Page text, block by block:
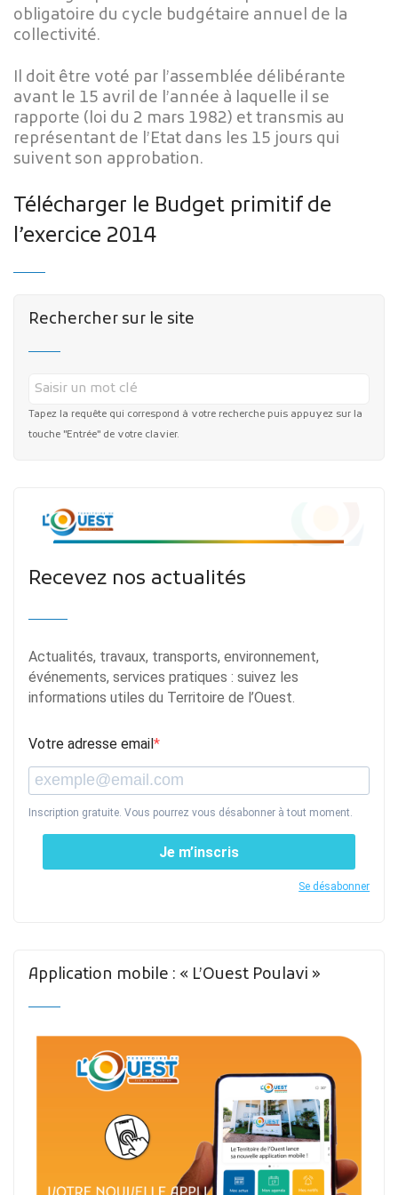
Publicité des actes
Projets financés par l'Europe
Plans d'accès
obligatoire du cycle budgétaire annuel de la
collectivité.
Il doit être voté par l’assemblée délibérante
avant le 15 avril de l’année à laquelle il se
rapporte (loi du 2 mars 1982) et transmis au
représentant de l’Etat dans les 15 jours qui
suivent son approbation.
Télécharger le Budget primitif de
l’exercice 2014
Rechercher sur le site
Tapez la requête qui correspond à votre recherche puis appuyez sur la
touche "Entrée" de votre clavier.
Recevez nos actualités
Actualités, travaux, transports, environnement,
événements, services pratiques : suivez les
informations utiles du Territoire de l’Ouest.
Votre adresse email
Inscription gratuite. Vous pourrez vous désabonner à tout moment.
Je m’inscris
Se désabonner
Application mobile : « L’Ouest Poulavi »